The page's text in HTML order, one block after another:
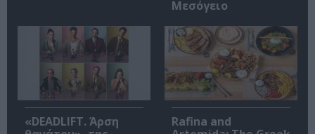
Μεσόγειο
«DEADLIFT. Άρση
Rafina and